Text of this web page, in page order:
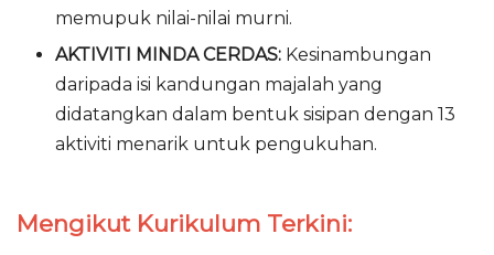
memupuk nilai-nilai murni.
AKTIVITI MINDA CERDAS: Kesinambungan
daripada isi kandungan majalah yang
didatangkan dalam bentuk sisipan dengan 13
aktiviti menarik untuk pengukuhan.
Mengikut Kurikulum Terkini: